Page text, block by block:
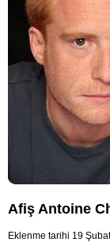
Afiş Antoine
Eklenme tarihi 19